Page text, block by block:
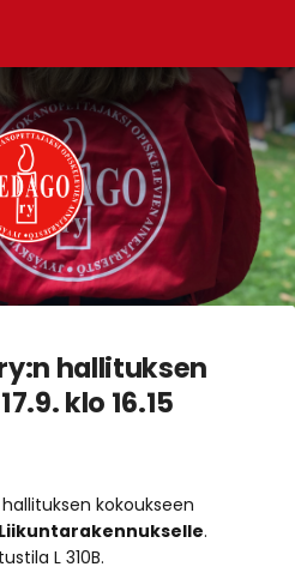
Pedago ry
hallituksen
klo 16.15
kokoukseen
Liikuntarakennukselle.
L 310B.